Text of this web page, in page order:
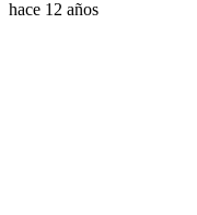
hace 12 años